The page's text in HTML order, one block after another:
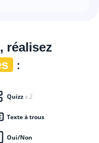
réalisez
:
Quizzx 2
Texte à trous
Oui/Non